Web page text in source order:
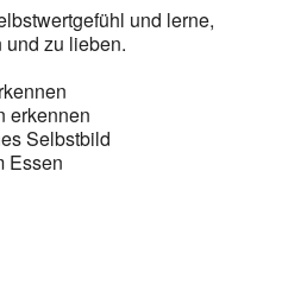
und lerne,
zu lieben.
erkennen
Selbstbild
Essen